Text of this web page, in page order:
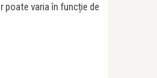
poate varia în funcție de